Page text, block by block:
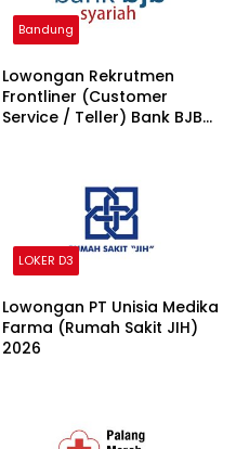
Bandung
Lowongan Rekrutmen
Frontliner (Customer
Service / Teller) Bank BJB
LOKER D3
Lowongan PT Unisia Medika
Farma (Rumah Sakit JIH)
2026